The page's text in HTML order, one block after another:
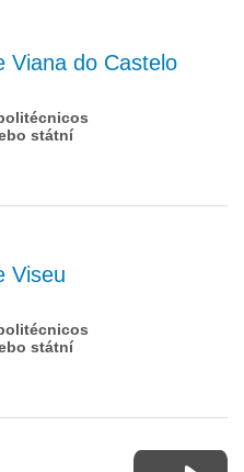
Viana do Castelo
státní
Viseu
státní